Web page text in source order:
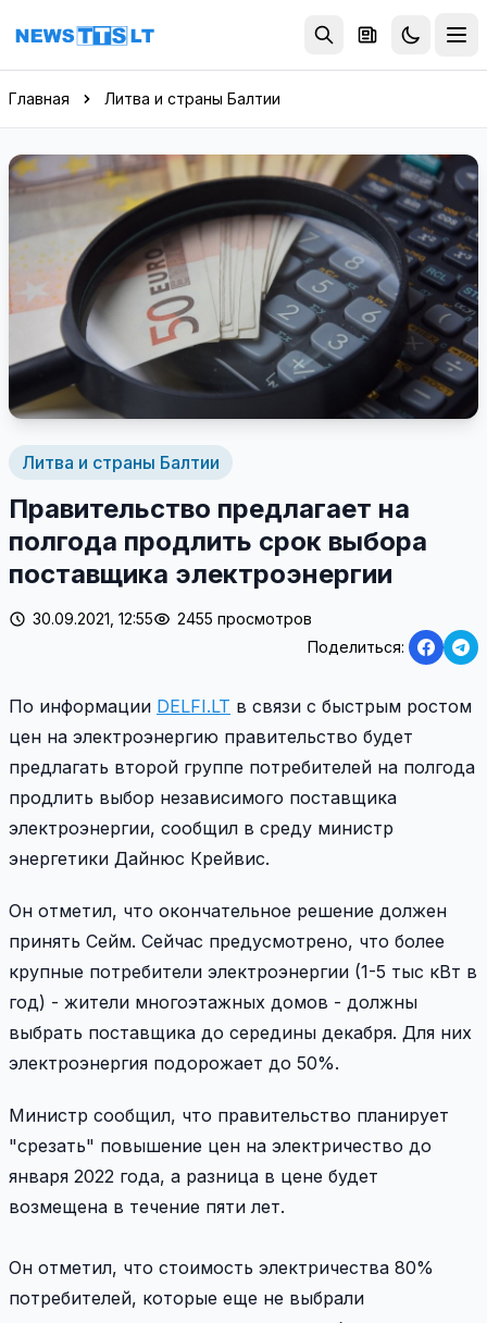
Перейти к содержимому
Главная Литва и страны Балтии
Литва и страны Балтии
Правительство предлагает на
полгода продлить срок выбора
поставщика электроэнергии
30.09.2021, 12:55
2455 просмотров
Поделиться:
По информации DELFI.LT в связи с быстрым ростом
цен на электроэнергию правительство будет
предлагать второй группе потребителей на полгода
продлить выбор независимого поставщика
электроэнергии, сообщил в среду министр
энергетики Дайнюс Крейвис.
Он отметил, что окончательное решение должен
принять Сейм. Сейчас предусмотрено, что более
крупные потребители электроэнергии (1-5 тыс кВт в
год) - жители многоэтажных домов - должны
выбрать поставщика до середины декабря. Для них
электроэнергия подорожает до 50%.
Министр сообщил, что правительство планирует
"срезать" повышение цен на электричество до
января 2022 года, а разница в цене будет
возмещена в течение пяти лет.
Он отметил, что стоимость электричества 80%
потребителей, которые еще не выбрали